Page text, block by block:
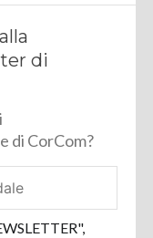
di
di CorCom?